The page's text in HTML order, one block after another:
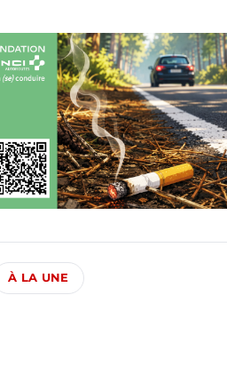
À LA UNE